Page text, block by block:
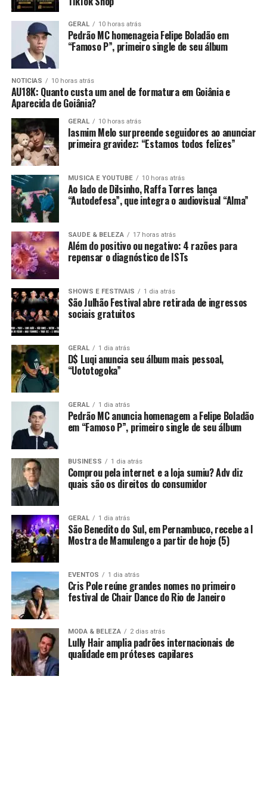
GERAL 10 horas atrás
Pedrão MC homenageia Felipe Boladão em
“Famoso P”, primeiro single de seu álbum
NOTICIAS 10 horas atrás
AU18K: Quanto custa um anel de formatura em Goiânia e
Aparecida de Goiânia?
GERAL 10 horas atrás
Iasmim Melo surpreende seguidores ao anunciar
primeira gravidez: “Estamos todos felizes”
MUSICA E YOUTUBE 10 horas atrás
Ao lado de Dilsinho, Raffa Torres lança
“Autodefesa”, que integra o audiovisual “Alma”
SAUDE & BELEZA 17 horas atrás
Além do positivo ou negativo: 4 razões para
repensar o diagnóstico de ISTs
SHOWS E FESTIVAIS 1 dia atrás
São Julhão Festival abre retirada de ingressos
sociais gratuitos
GERAL 1 dia atrás
D$ Luqi anuncia seu álbum mais pessoal,
“Uototogoka”
GERAL 1 dia atrás
Pedrão MC anuncia homenagem a Felipe Boladão
em “Famoso P”, primeiro single de seu álbum
BUSINESS 1 dia atrás
Comprou pela internet e a loja sumiu? Adv diz
quais são os direitos do consumidor
GERAL 1 dia atrás
São Benedito do Sul, em Pernambuco, recebe a I
Mostra de Mamulengo a partir de hoje (5)
EVENTOS 1 dia atrás
Cris Pole reúne grandes nomes no primeiro
festival de Chair Dance do Rio de Janeiro
MODA & BELEZA 2 dias atrás
Lully Hair amplia padrões internacionais de
qualidade em próteses capilares